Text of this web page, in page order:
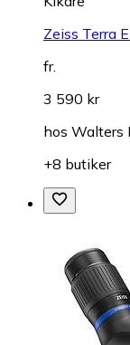
Zeiss Terra
fr.
3 590 kr
hos Walters
+8 butiker